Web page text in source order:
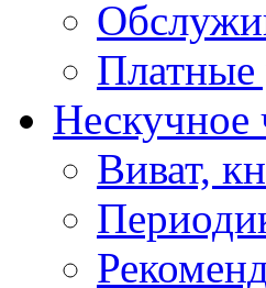
Платные
Нескучное
Виват,